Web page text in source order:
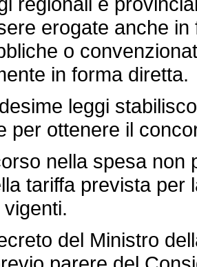
erogate anche
o
in forma diretta.
leggi
per ottenere il
nella spesa non
tariffa prevista per
del Ministro